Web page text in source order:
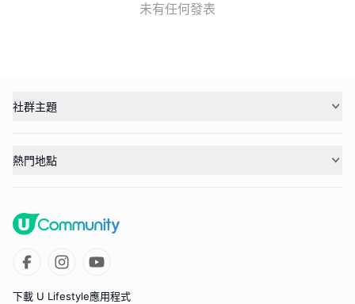
未有任何發表
社群主題
熱門地點
下載 U Lifestyle應用程式